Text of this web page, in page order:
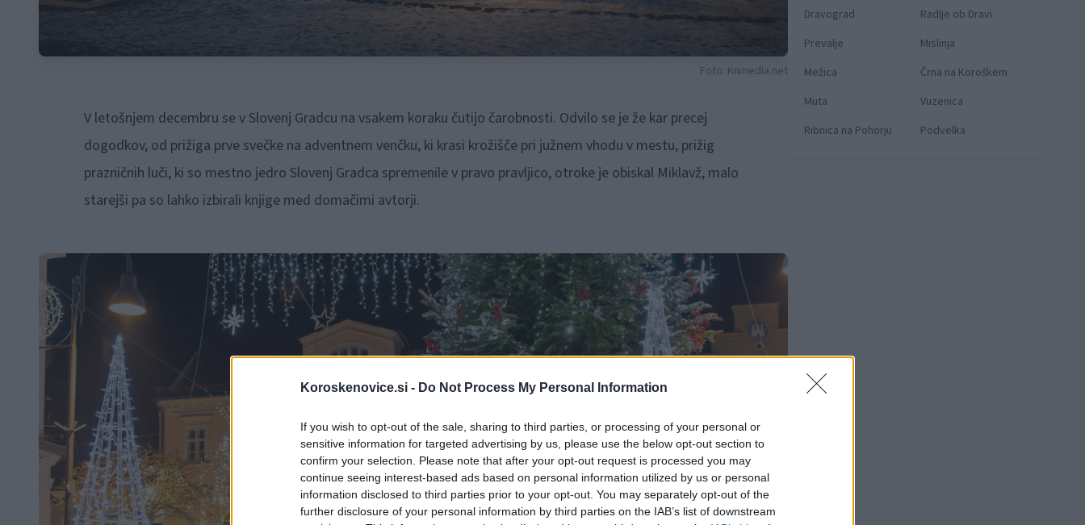
Koroskenovice.si - Do Not Process My Personal Information
If you wish to opt-out of the sale, sharing to third parties, or processing of your personal or
sensitive information for targeted advertising by us, please use the below opt-out section to
confirm your selection. Please note that after your opt-out request is processed you may
continue seeing interest-based ads based on personal information utilized by us or personal
information disclosed to third parties prior to your opt-out. You may separately opt-out of the
further disclosure of your personal information by third parties on the IAB’s list of downstream
Foto: Knmedia.net
V letošnjem decembru se v Slovenj Gradcu na vsakem koraku čutijo čarobnosti. Odvilo se je že kar precej
dogodkov, od prižiga prve svečke na adventnem venčku, ki krasi krožišče pri južnem vhodu v mestu, prižig
prazničnih luči, ki so mestno jedro Slovenj Gradca spremenile v pravo pravljico, otroke je obiskal Miklavž, malo
starejši pa so lahko izbirali knjige med domačimi avtorji.
Dravograd
Radlje ob Dravi
Prevalje
Mislinja
Mežica
Črna na Koroškem
Muta
Vuzenica
Ribnica na Pohorju
Podvelka